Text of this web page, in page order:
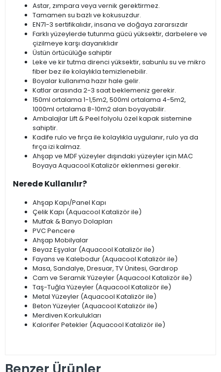
Astar, zımpara veya vernik gerektirmez.
Tamamen su bazlı ve kokusuzdur.
EN71-3 sertifikalıdır, insana ve doğaya zararsızdır
Farklı yüzeylerde tutunma gücü yüksektir, darbelere ve
çizilmeye karşı dayanıklıdır
Üstün örtücülüğe sahiptir
Leke ve kir tutma direnci yüksektir, sabunlu su ve mikro
fiber bez ile kolaylıkla temizlenebilir.
Boyalar kullanıma hazır hale gelir.
Katlar arasında 2-3 saat beklemeniz gerekir.
150ml ortalama 1-1,5m2, 500ml ortalama 4-5m2,
1000ml ortalama 8-10m2 alan boyayabilir.
Ambalajlar Lift & Peel folyolu özel kapak sistemine
sahiptir.
Kadife rulo ve fırça ile kolaylıkla uygulanır, rulo ya da
fırça izi kalmaz.
Ahşap ve MDF yüzeyler dışındaki yüzeyler için MAC
Boyaya Aquacool Katalizör eklenmesi gerekir.
Nerede Kullanılır?
Ahşap Kapı/Panel Kapı
Çelik Kapı (Aquacool Katalizör ile)
Mutfak & Banyo Dolapları
PVC Pencere
Ahşap Mobilyalar
Beyaz Eşyalar (Aquacool Katalizör ile)
Fayans ve Kalebodur (Aquacool Katalizör ile)
Masa, Sandalye, Dresuar, TV Ünitesi, Gardırop
Cam ve Seramik Yüzeyler (Aquacool Katalizör ile)
Taş-Tuğla Yüzeyler (Aquacool Katalizör ile)
Metal Yüzeyler (Aquacool Katalizör ile)
Beton Yüzeyler (Aquacool Katalizör ile)
Merdiven Korkulukları
Kalorifer Petekler (Aquacool Katalizör ile)